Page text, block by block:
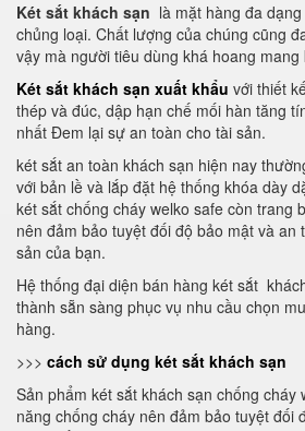
Két sắt khách sạn là mặt hàng đa
chủng loại. Chất lượng của chúng cũng
vậy mà người tiêu dùng khá hoang mang
Két sắt khách sạn xuất khẩu với thiết
thép và đúc, dập hạn chế mối hàn tăng
nhất Đem lại sự an toàn cho tài sản.
két sắt an toàn khách sạn hiện nay
với bản lề và lắp đặt hệ thống khóa dày
két sắt chống cháy welko safe còn trang
nên đảm bảo tuyệt đối độ bảo mật và an
sản của bạn.
Hệ thống đại diện bán hàng két sắt
thành sẵn sàng phục vụ nhu cầu chọn
hàng.
>>> cách sử dụng két sắt khách sạn
Sản phẩm két sắt khách sạn chống cháy
năng chống cháy nên đảm bảo tuyệt đối